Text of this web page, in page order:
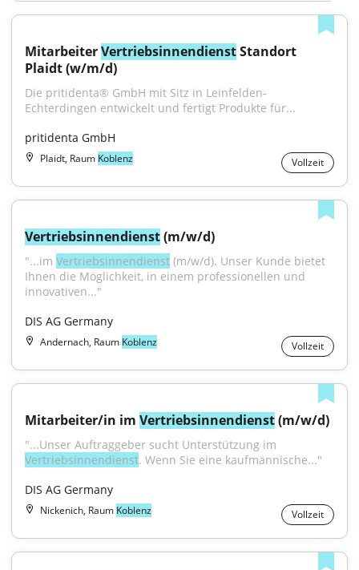
Mitarbeiter Vertriebsinnendienst Standort
Plaidt (w/m/d)
Die pritidenta® GmbH mit Sitz in Leinfelden-
Echterdingen entwickelt und fertigt Produkte für...
pritidenta GmbH
Plaidt, Raum Koblenz Vollzeit
Vertriebsinnendienst (m/w/d)
"...im Vertriebsinnendienst (m/w/d). Unser Kunde bietet
Ihnen die Möglichkeit, in einem professionellen und
innovativen..."
DIS AG Germany
Andernach, Raum Koblenz Vollzeit
Mitarbeiter/in im Vertriebsinnendienst (m/w/d)
Vertriebsinnendienst. Wenn Sie eine kaufmännische..."
DIS AG Germany
Nickenich, Raum Koblenz Vollzeit